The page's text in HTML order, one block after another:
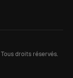
Tous droits réservés.